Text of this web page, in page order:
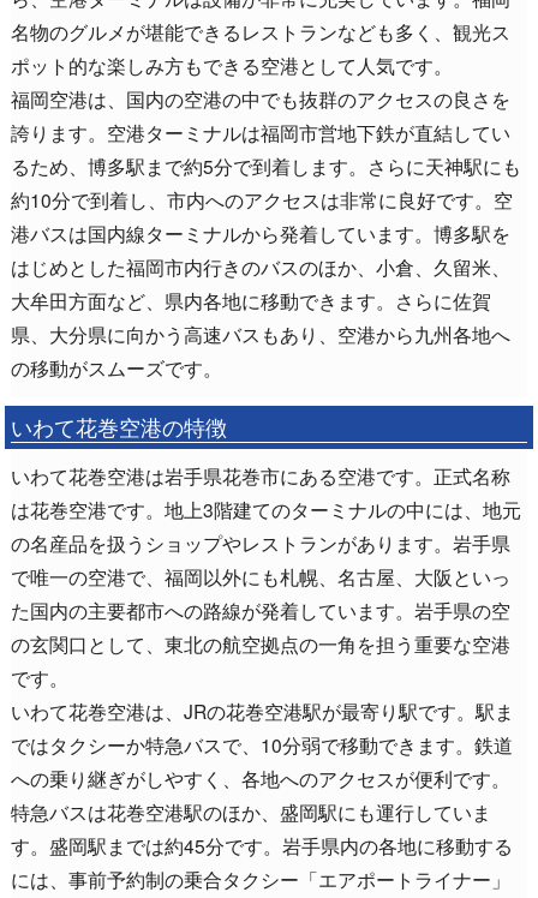
名物のグルメが堪能できるレストランなども多く、観光ス
ポット的な楽しみ方もできる空港として人気です。
福岡空港は、国内の空港の中でも抜群のアクセスの良さを
誇ります。空港ターミナルは福岡市営地下鉄が直結してい
るため、博多駅まで約5分で到着します。さらに天神駅にも
約10分で到着し、市内へのアクセスは非常に良好です。空
港バスは国内線ターミナルから発着しています。博多駅を
はじめとした福岡市内行きのバスのほか、小倉、久留米、
大牟田方面など、県内各地に移動できます。さらに佐賀
県、大分県に向かう高速バスもあり、空港から九州各地へ
の移動がスムーズです。
いわて花巻空港の特徴
いわて花巻空港は岩手県花巻市にある空港です。正式名称
は花巻空港です。地上3階建てのターミナルの中には、地元
の名産品を扱うショップやレストランがあります。岩手県
で唯一の空港で、福岡以外にも札幌、名古屋、大阪といっ
た国内の主要都市への路線が発着しています。岩手県の空
の玄関口として、東北の航空拠点の一角を担う重要な空港
です。
いわて花巻空港は、JRの花巻空港駅が最寄り駅です。駅ま
ではタクシーか特急バスで、10分弱で移動できます。鉄道
への乗り継ぎがしやすく、各地へのアクセスが便利です。
特急バスは花巻空港駅のほか、盛岡駅にも運行していま
す。盛岡駅までは約45分です。岩手県内の各地に移動する
には、事前予約制の乗合タクシー「エアポートライナー」